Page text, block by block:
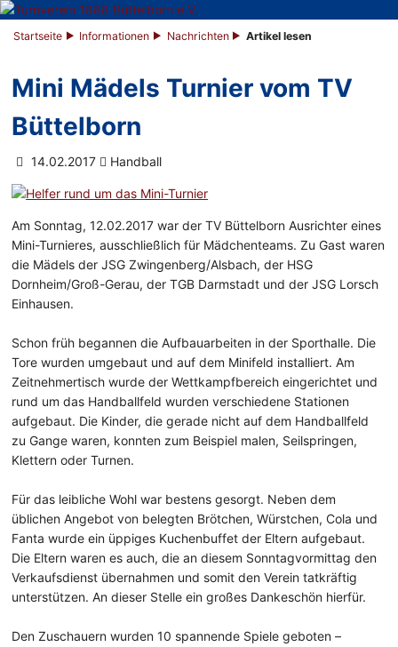
Startseite Informationen Nachrichten Artikel lesen
Mini Mädels Turnier vom TV
Büttelborn
14.02.2017 Handball
Am Sonntag, 12.02.2017 war der TV Büttelborn Ausrichter eines
Mini-Turnieres, ausschließlich für Mädchenteams. Zu Gast waren
die Mädels der JSG Zwingenberg/Alsbach, der HSG
Dornheim/Groß-Gerau, der TGB Darmstadt und der JSG Lorsch
Einhausen.
Schon früh begannen die Aufbauarbeiten in der Sporthalle. Die
Tore wurden umgebaut und auf dem Minifeld installiert. Am
Zeitnehmertisch wurde der Wettkampfbereich eingerichtet und
rund um das Handballfeld wurden verschiedene Stationen
aufgebaut. Die Kinder, die gerade nicht auf dem Handballfeld
zu Gange waren, konnten zum Beispiel malen, Seilspringen,
Klettern oder Turnen.
Für das leibliche Wohl war bestens gesorgt. Neben dem
üblichen Angebot von belegten Brötchen, Würstchen, Cola und
Fanta wurde ein üppiges Kuchenbuffet der Eltern aufgebaut.
Die Eltern waren es auch, die an diesem Sonntagvormittag den
Verkaufsdienst übernahmen und somit den Verein tatkräftig
unterstützen. An dieser Stelle ein großes Dankeschön hierfür.
Den Zuschauern wurden 10 spannende Spiele geboten –